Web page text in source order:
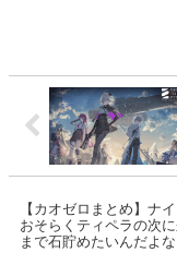
【カオゼロまとめ】ナ
おそらくティペラの次
まで石貯めたいんだよ